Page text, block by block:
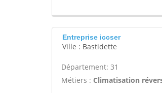
Entreprise iccser
Ville : Bastidette
Département: 31
Métiers : Climatisation